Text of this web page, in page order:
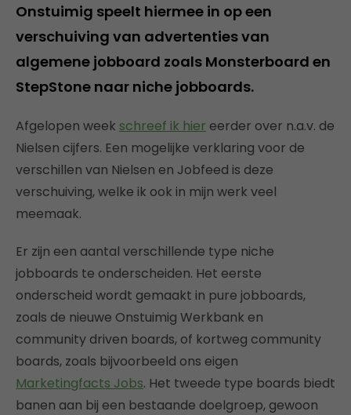
Onstuimig speelt hiermee in op een
verschuiving van advertenties van
algemene jobboard zoals Monsterboard en
StepStone naar niche jobboards.
Afgelopen week schreef ik hier eerder over n.a.v. de
Nielsen cijfers. Een mogelijke verklaring voor de
verschillen van Nielsen en Jobfeed is deze
verschuiving, welke ik ook in mijn werk veel
meemaak.
Er zijn een aantal verschillende type niche
jobboards te onderscheiden. Het eerste
onderscheid wordt gemaakt in pure jobboards,
zoals de nieuwe Onstuimig Werkbank en
community driven boards, of kortweg community
boards, zoals bijvoorbeeld ons eigen
Marketingfacts Jobs. Het tweede type boards biedt
banen aan bij een bestaande doelgroep, gewoon